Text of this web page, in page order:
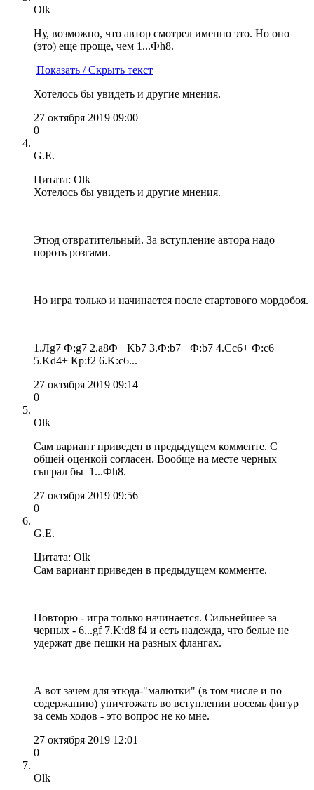
Olk
Ну, возможно, что автор смотрел именно это. Но оно
(это) еще проще, чем 1...Фh8.
Показать / Скрыть текст
Хотелось бы увидеть и другие мнения.
27 октября 2019 09:00
0
G.E.
Цитата: Olk
Хотелось бы увидеть и другие мнения.
Этюд отвратительный. За вступление автора надо
пороть розгами.
Но игра только и начинается после стартового мордобоя.
1.Лg7 Ф:g7 2.a8Ф+ Kb7 3.Ф:b7+ Ф:b7 4.Cc6+ Ф:c6
5.Kd4+ Кр:f2 6.K:c6...
27 октября 2019 09:14
0
Olk
Сам вариант приведен в предыдущем комменте. С
общей оценкой согласен. Вообще на месте черных
сыграл бы 1...Фh8.
27 октября 2019 09:56
0
G.E.
Цитата: Olk
Сам вариант приведен в предыдущем комменте.
Повторю - игра только начинается. Сильнейшее за
черных - 6...gf 7.K:d8 f4 и есть надежда, что белые не
удержат две пешки на разных флангах.
А вот зачем для этюда-"малютки" (в том числе и по
содержанию) уничтожать во вступлении восемь фигур
за семь ходов - это вопрос не ко мне.
27 октября 2019 12:01
0
Olk